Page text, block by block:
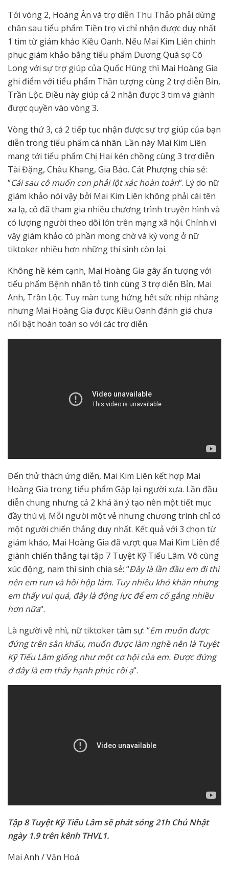
Tới vòng 2, Hoàng Ân và trợ diễn Thu Thảo phải dừng
chân sau tiểu phẩm Tiền trọ vì chỉ nhận được duy nhất
1 tim từ giám khảo Kiều Oanh. Nếu Mai Kim Liên chinh
phục giám khảo bằng tiểu phẩm Dương Quá sợ Cô
Long với sự trợ giúp của Quốc Hùng thì Mai Hoàng Gia
ghi điểm với tiểu phẩm Thần tượng cùng 2 trợ diễn Bỉn,
Trần Lộc. Điều này giúp cả 2 nhận được 3 tim và giành
được quyền vào vòng 3.
Vòng thứ 3, cả 2 tiếp tục nhận được sự trợ giúp của bạn
diễn trong tiểu phẩm cá nhân. Lần này Mai Kim Liên
mang tới tiểu phẩm Chị Hai kén chồng cùng 3 trợ diễn
Tài Đặng, Châu Khang, Gia Bảo. Cát Phượng chia sẻ:
“Cái sau cô muốn con phải lột xác hoàn toàn“. Lý do nữ
giám khảo nói vậy bởi Mai Kim Liên không phải cái tên
xa lạ, cô đã tham gia nhiều chương trình truyền hình và
có lượng người theo dõi lớn trên mạng xã hội. Chính vì
vậy giám khảo có phần mong chờ và kỳ vọng ở nữ
tiktoker nhiều hơn những thí sinh còn lại.
Không hề kém cạnh, Mai Hoàng Gia gây ấn tượng với
tiểu phẩm Bệnh nhân tỏ tình cùng 3 trợ diễn Bỉn, Mai
Anh, Trần Lộc. Tuy màn tung hứng hết sức nhịp nhàng
nhưng Mai Hoàng Gia được Kiều Oanh đánh giá chưa
nổi bật hoàn toàn so với các trợ diễn.
Đến thử thách ứng diễn, Mai Kim Liên kết hợp Mai
Hoàng Gia trong tiểu phẩm Gặp lại người xưa. Lần đầu
diễn chung nhưng cả 2 khá ăn ý tạo nên một tiết mục
đầy thú vị. Mỗi người một vẻ nhưng chương trình chỉ có
một người chiến thắng duy nhất. Kết quả với 3 chọn từ
giám khảo, Mai Hoàng Gia đã vượt qua Mai Kim Liên để
giành chiến thắng tại tập 7 Tuyệt Kỹ Tiếu Lâm. Vô cùng
xúc động, nam thí sinh chia sẻ: “Đây là lần đầu em đi thi
nên em run và hồi hộp lắm. Tuy nhiều khó khăn nhưng
em thấy vui quá, đây là động lực để em cố gắng nhiều
hơn nữa“.
Là người về nhì, nữ tiktoker tâm sự: “Em muốn được
đứng trên sân khấu, muốn được làm nghề nên là Tuyệt
Kỹ Tiếu Lâm giống như một cơ hội của em. Được đứng
ở đây là em thấy hạnh phúc rồi ạ“.
Tập 8 Tuyệt Kỹ Tiếu Lâm sẽ phát sóng 21h Chủ Nhật
ngày 1.9 trên kênh THVL1.
Mai Anh / Văn Hoá